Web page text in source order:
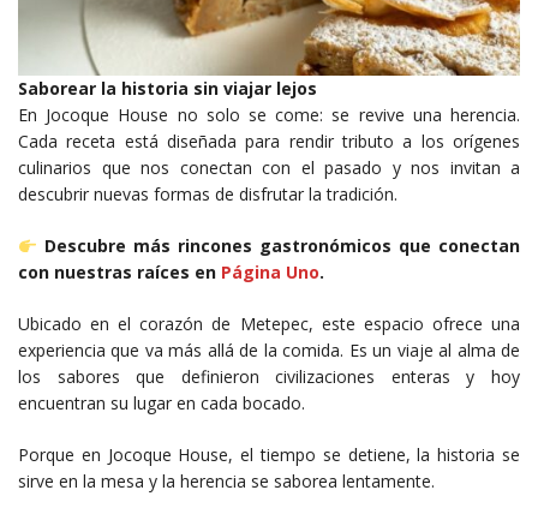
Saborear la historia sin viajar lejos
En Jocoque House no solo se come: se revive una herencia.
Cada receta está diseñada para rendir tributo a los orígenes
culinarios que nos conectan con el pasado y nos invitan a
descubrir nuevas formas de disfrutar la tradición.
Descubre más rincones gastronómicos que conectan
con nuestras raíces en Página Uno.
Ubicado en el corazón de Metepec, este espacio ofrece una
experiencia que va más allá de la comida. Es un viaje al alma de
los sabores que definieron civilizaciones enteras y hoy
encuentran su lugar en cada bocado.
Porque en Jocoque House, el tiempo se detiene, la historia se
sirve en la mesa y la herencia se saborea lentamente.